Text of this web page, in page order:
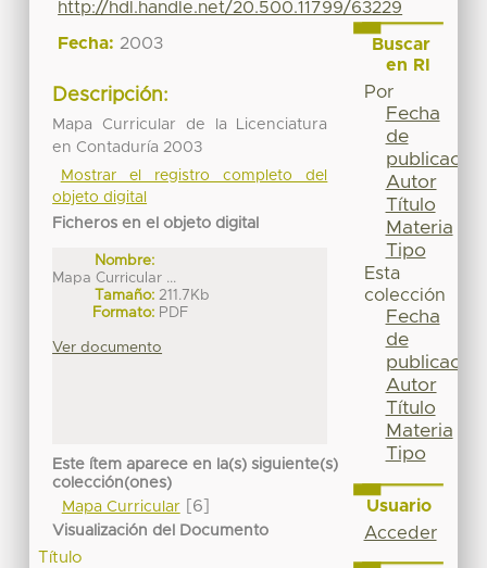
http://hdl.handle.net/20.500.11799/63229
Fecha: 2003
Descripción:
Mapa Curricular de la Licenciatura
en Contaduría 2003
Mostrar el registro completo del
objeto digital
Ficheros en el objeto digital
Nombre:
Mapa Curricular ...
Tamaño: 211.7Kb
Formato: PDF
Ver documento
Este ítem aparece en la(s) siguiente(s)
colección(ones)
Mapa Curricular[6]
Visualización del Documento
Título
Buscar
en RI
Por
Fecha
de
publicación
Autor
Título
Materia
Tipo
Esta
colección
Fecha
de
publicación
Autor
Título
Materia
Tipo
Usuario
Acceder